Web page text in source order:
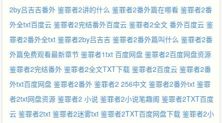
2by吕吉吉番外 鉴罪者2讲的什么 鉴罪者2番外篇在哪看 鉴罪者2番
外全txt百度云 鉴罪者2完结番外百度云 鉴罪者2全文 番外百度云 鉴
罪者2番外全txt 鉴罪者2by吕吉吉 鉴罪者2番外篇叫什么 鉴罪者2番
外篇免费观看最新章节 鉴罪者1txt 百度网盘 鉴罪者2百度网盘资源
鉴罪者2完结番外 鉴罪者2全文TXT下载 鉴罪者2百度云 鉴罪者2番
外txt百度网盘 鉴罪者2番外 鉴罪者2 256中文 鉴罪者2番外txt 鉴罪
者2txt网盘资源 鉴罪者2 小说 鉴罪者2小说笔趣阁 鉴罪者2TXT百度
云 鉴罪者2txt 鉴罪者2迷雾txt 鉴罪者2TXT百度网盘下载 鉴罪者2小